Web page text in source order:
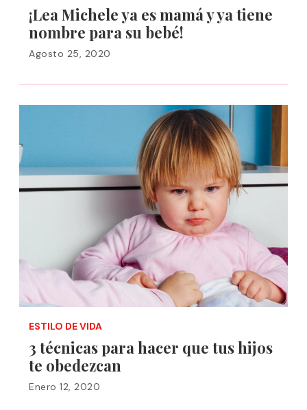
¡Lea Michele ya es mamá y ya tiene
nombre para su bebé!
Agosto 25, 2020
ESTILO DE VIDA
3 técnicas para hacer que tus hijos
te obedezcan
Enero 12, 2020